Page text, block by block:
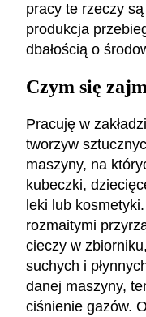
pracy te rzeczy
produkcja
dbałością o
Czym się
Pracuję w
tworzyw
maszyny, na
kubeczki,
leki lub
rozmaitymi
cieczy w
suchych i
danej maszyny,
ciśnienie gazów.